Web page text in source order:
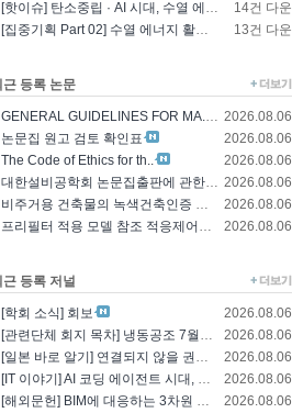
[핫이슈] 탄소중립 · AI 시대, 수열 에너지 기술의 재조명과 고도화 방향
14건 다운
[집중기획 Part 02] 수열 에너지 활용 기술 및 수열 플랜트 적용
13건 다운
근 등록 논문
GENERAL GUIDELINES FOR MA.. 2026.08.06
논문집 원고 검토 확인표
2026.08.06
The Code of Ethics for th..
2026.08.06
대한설비공학회 논문집출판에 관한 윤리규정 2026.08.06
비주거용 건축물의 녹색건축인증 에너지 및 환경..
2026.08.06
프리필터 적용 모델 참조 적응제어에 의한 가변..
2026.08.06
근 등록 저널
[학회 소식] 회보
2026.08.06
[관련단체 회지 목차] 냉동공조 7월호(한국냉..
2026.08.06
[일본 바로 알기] 연결되지 않을 권리를 찾는..
2026.08.06
[IT 이야기] AI 코딩 에이전트 시대, 엔..
2026.08.06
[해외문헌] BIM에 대응하는 3차원 건축 설..
2026.08.06